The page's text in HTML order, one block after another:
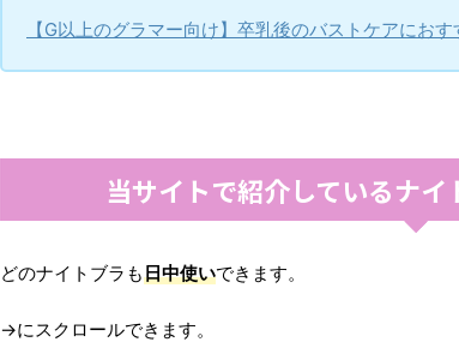
【G以上のグラマー向け】卒乳後のバストケアにお
当サイトで紹介しているナ
どのナイトブラも日中使いできます。
→にスクロールできます。